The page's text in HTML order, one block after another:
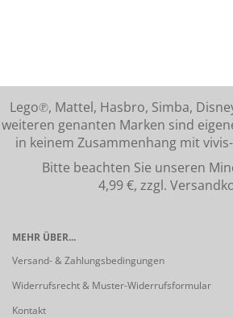
Lego℗, Mattel, Hasbro, Simba,
weiteren genanten Marken sind
in keinem Zusammenhang mit
Bitte beachten Sie unseren
4,99 €, zzgl.
MEHR ÜBER...
Versand- & Zahlungsbedingungen
Widerrufsrecht & Muster-Widerrufsformular
Kontakt